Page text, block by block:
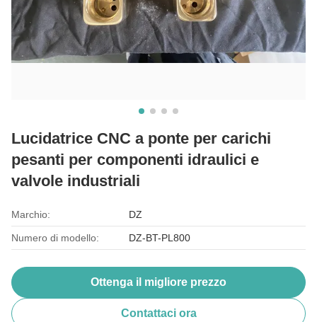
Lucidatrice CNC a ponte per carichi
pesanti per componenti idraulici e
valvole industriali
Marchio: DZ
Numero di modello: DZ-BT-PL800
Ottenga il migliore prezzo
Contattaci ora